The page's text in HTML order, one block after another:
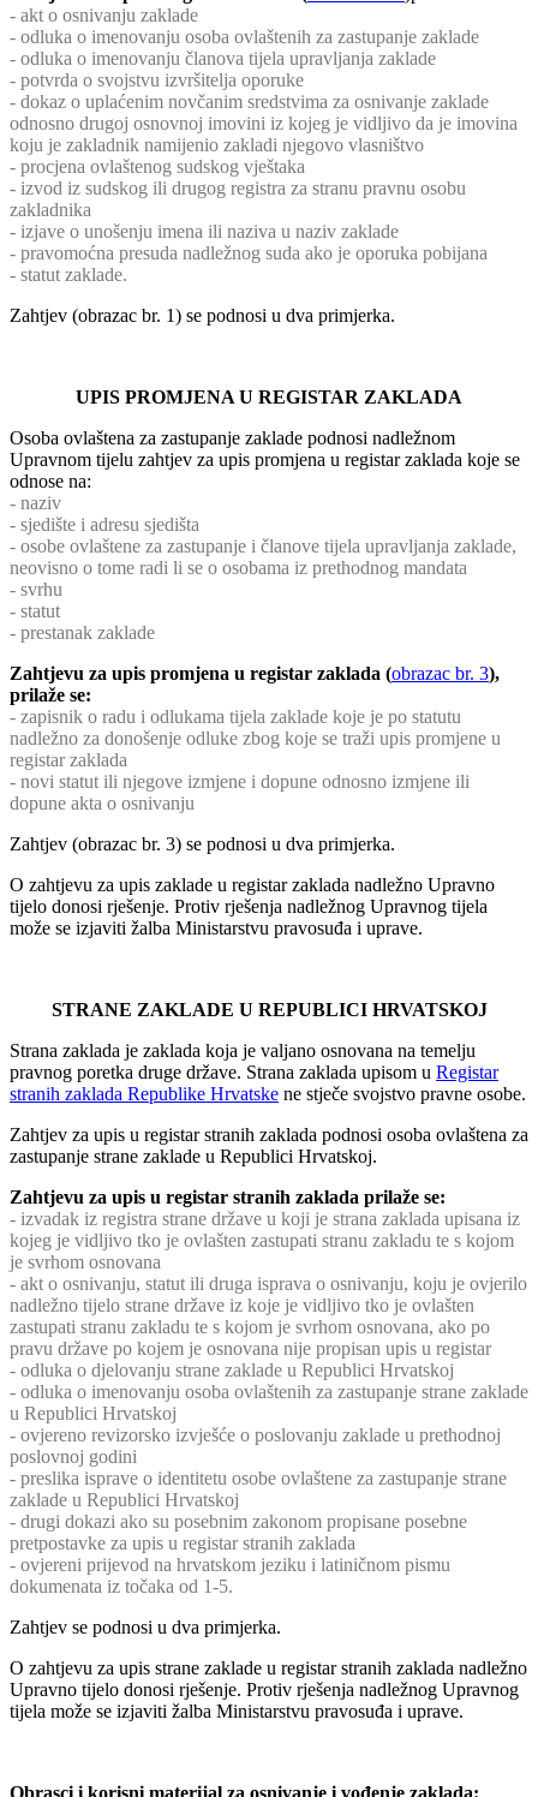
- akt o osnivanju zaklade
- odluka o imenovanju osoba ovlaštenih za zastupanje zaklade
- odluka o imenovanju članova tijela upravljanja zaklade
- potvrda o svojstvu izvršitelja oporuke
- dokaz o uplaćenim novčanim sredstvima za osnivanje zaklade
odnosno drugoj osnovnoj imovini iz kojeg je vidljivo da je imovina
koju je zakladnik namijenio zakladi njegovo vlasništvo
- procjena ovlaštenog sudskog vještaka
- izvod iz sudskog ili drugog registra za stranu pravnu osobu
zakladnika
- izjave o unošenju imena ili naziva u naziv zaklade
- pravomoćna presuda nadležnog suda ako je oporuka pobijana
- statut zaklade.
Zahtjev (obrazac br. 1) se podnosi u dva primjerka.
UPIS PROMJENA U REGISTAR ZAKLADA
Osoba ovlaštena za zastupanje zaklade podnosi nadležnom
Upravnom tijelu zahtjev za upis promjena u registar zaklada koje se
odnose na:
- naziv
- sjedište i adresu sjedišta
- osobe ovlaštene za zastupanje i članove tijela upravljanja zaklade,
neovisno o tome radi li se o osobama iz prethodnog mandata
- svrhu
- statut
- prestanak zaklade
Zahtjevu za upis promjena u registar zaklada (obrazac br. 3),
prilaže se:
- zapisnik o radu i odlukama tijela zaklade koje je po statutu
nadležno za donošenje odluke zbog koje se traži upis promjene u
registar zaklada
- novi statut ili njegove izmjene i dopune odnosno izmjene ili
dopune akta o osnivanju
Zahtjev (obrazac br. 3) se podnosi u dva primjerka.
O zahtjevu za upis zaklade u registar zaklada nadležno Upravno
tijelo donosi rješenje. Protiv rješenja nadležnog Upravnog tijela
može se izjaviti žalba Ministarstvu pravosuđa i uprave.
STRANE ZAKLADE U REPUBLICI HRVATSKOJ
Strana zaklada je zaklada koja je valjano osnovana na temelju
pravnog poretka druge države. Strana zaklada upisom u Registar
stranih zaklada Republike Hrvatske ne stječe svojstvo pravne osobe.
Zahtjev za upis u registar stranih zaklada podnosi osoba ovlaštena za
zastupanje strane zaklade u Republici Hrvatskoj.
Zahtjevu za upis u registar stranih zaklada prilaže se:
- izvadak iz registra strane države u koji je strana zaklada upisana iz
kojeg je vidljivo tko je ovlašten zastupati stranu zakladu te s kojom
je svrhom osnovana
- akt o osnivanju, statut ili druga isprava o osnivanju, koju je ovjerilo
nadležno tijelo strane države iz koje je vidljivo tko je ovlašten
zastupati stranu zakladu te s kojom je svrhom osnovana, ako po
pravu države po kojem je osnovana nije propisan upis u registar
- odluka o djelovanju strane zaklade u Republici Hrvatskoj
- odluka o imenovanju osoba ovlaštenih za zastupanje strane zaklade
u Republici Hrvatskoj
- ovjereno revizorsko izvješće o poslovanju zaklade u prethodnoj
poslovnoj godini
- preslika isprave o identitetu osobe ovlaštene za zastupanje strane
zaklade u Republici Hrvatskoj
- drugi dokazi ako su posebnim zakonom propisane posebne
pretpostavke za upis u registar stranih zaklada
- ovjereni prijevod na hrvatskom jeziku i latiničnom pismu
dokumenata iz točaka od 1-5.
Zahtjev se podnosi u dva primjerka.
O zahtjevu za upis strane zaklade u registar stranih zaklada nadležno
Upravno tijelo donosi rješenje. Protiv rješenja nadležnog Upravnog
tijela može se izjaviti žalba Ministarstvu pravosuđa i uprave.